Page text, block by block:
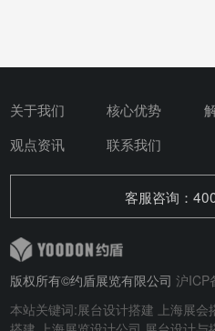
关于我们 核心优势
观点资讯
联系我们
客服咨询：
版权所有©约盾展览有限公司 沪ICP
本站关键词:展台设计搭建 上海展会